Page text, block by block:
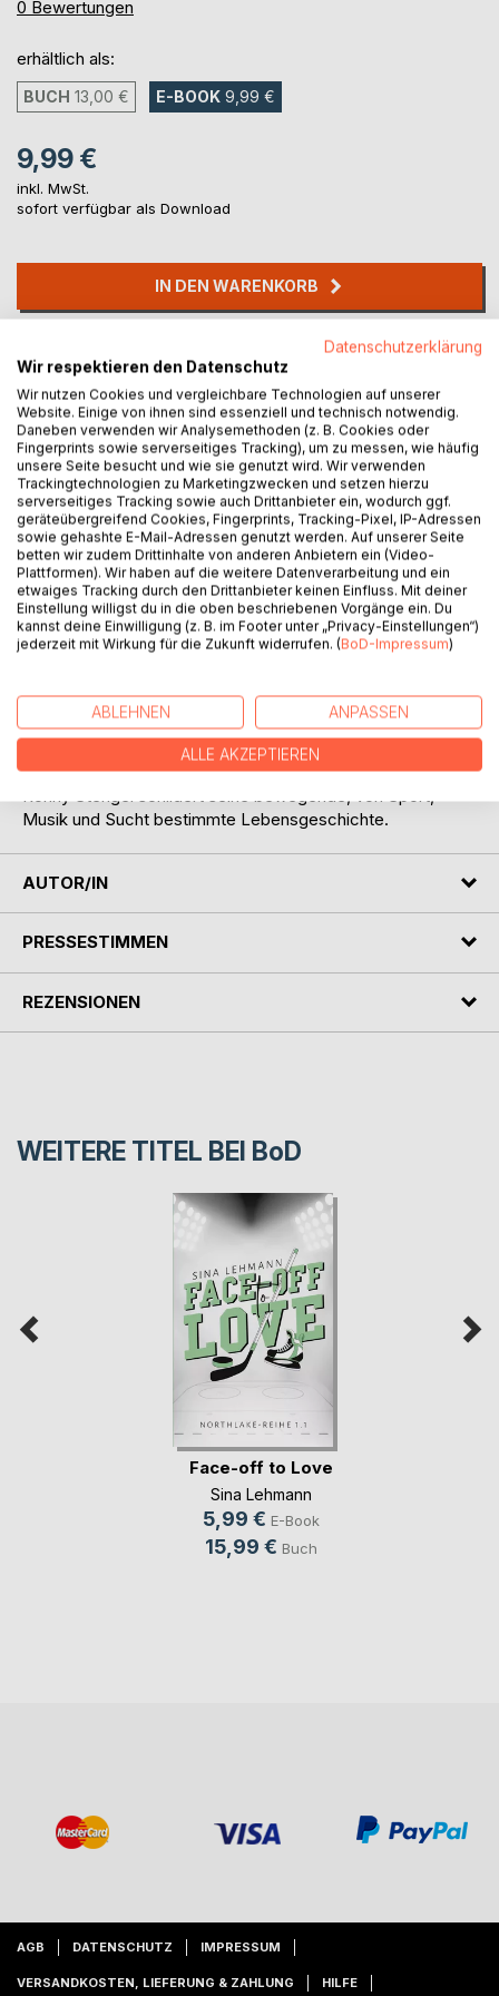
0%
0 Bewertungen
erhältlich als:
BUCH 13,00 € E-BOOK 9,99 €
9,99 €
inkl. MwSt.
sofort verfügbar als Download
IN DEN WARENKORB
Titel bewerten
BESCHREIBUNG
Er war einer der hoffnungsvollsten Fußball-
Nachwuchsspieler eines DDR-Oberligisten. Zu maximalem
Erfolg getrieben verbesserte sich seine Torquote
ein Alptraum, weil wichtige Dinge im Leben fehlten. Als im
Zuge der politischen Wende in der DDR der Weg in die
Bundesliga geebnet scheint, ist es schon zu spät...
Musik und Sucht bestimmte Lebensgeschichte.
AUTOR/IN
PRESSESTIMMEN
REZENSIONEN
WEITERE TITEL BEI BoD
Face-off to Love
Sina Lehmann
5,99 € E-Book
15,99 € Buch
AGB DATENSCHUTZ IMPRESSUM
VERSANDKOSTEN, LIEFERUNG & ZAHLUNG HILFE
Datenschutzerklärung
Wir respektieren den Datenschutz
Wir nutzen Cookies und vergleichbare Technologien auf unserer
Website. Einige von ihnen sind essenziell und technisch notwendig.
Daneben verwenden wir Analysemethoden (z. B. Cookies oder
Fingerprints sowie serverseitiges Tracking), um zu messen, wie häufig
unsere Seite besucht und wie sie genutzt wird. Wir verwenden
Trackingtechnologien zu Marketingzwecken und setzen hierzu
serverseitiges Tracking sowie auch Drittanbieter ein, wodurch ggf.
geräteübergreifend Cookies, Fingerprints, Tracking-Pixel, IP-Adressen
sowie gehashte E-Mail-Adressen genutzt werden. Auf unserer Seite
betten wir zudem Drittinhalte von anderen Anbietern ein (Video-
Plattformen). Wir haben auf die weitere Datenverarbeitung und ein
etwaiges Tracking durch den Drittanbieter keinen Einfluss. Mit deiner
Einstellung willigst du in die oben beschriebenen Vorgänge ein. Du
kannst deine Einwilligung (z. B. im Footer unter „Privacy-Einstellungen“)
jederzeit mit Wirkung für die Zukunft widerrufen. (BoD-Impressum)
ABLEHNEN ANPASSEN
ALLE AKZEPTIEREN